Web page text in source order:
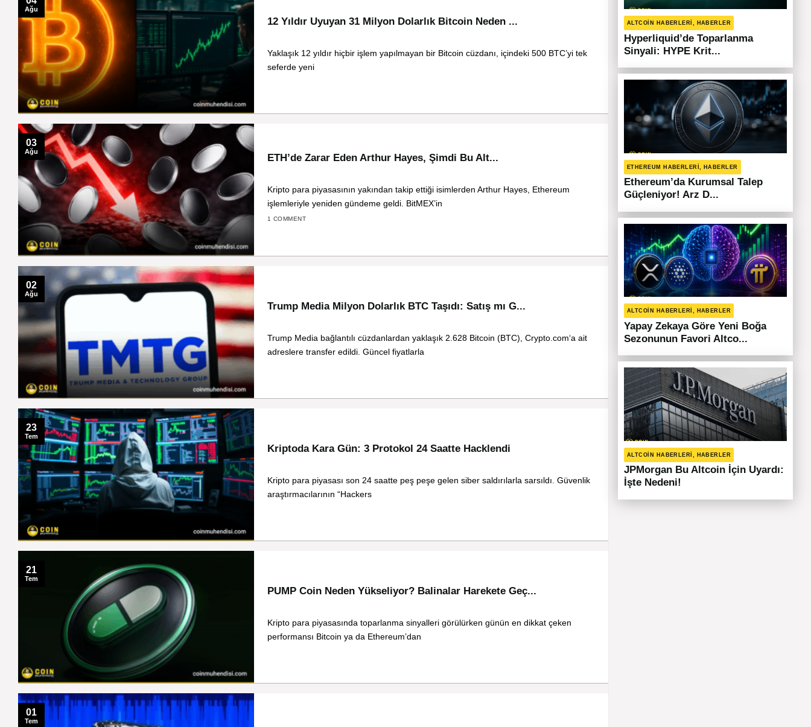
12 Yıldır Uyuyan 31 Milyon Dolarlık Bitcoin Neden ...
Yaklaşık 12 yıldır hiçbir işlem yapılmayan bir Bitcoin cüzdanı, içindeki 500 BTC’yi tek
seferde yeni
Ağu
ETH’de Zarar Eden Arthur Hayes, Şimdi Bu Alt...
Kripto para piyasasının yakından takip ettiği isimlerden Arthur Hayes, Ethereum
işlemleriyle yeniden gündeme geldi. BitMEX’in
1 COMMENT
03
Ağu
Trump Media Milyon Dolarlık BTC Taşıdı: Satış mı G...
Trump Media bağlantılı cüzdanlardan yaklaşık 2.628 Bitcoin (BTC), Crypto.com‘a ait
adreslere transfer edildi. Güncel fiyatlarla
02
Ağu
Kriptoda Kara Gün: 3 Protokol 24 Saatte Hacklendi
Kripto para piyasası son 24 saatte peş peşe gelen siber saldırılarla sarsıldı. Güvenlik
araştırmacılarının “Hackers
23
Tem
PUMP Coin Neden Yükseliyor? Balinalar Harekete Geç...
Kripto para piyasasında toparlanma sinyalleri görülürken günün en dikkat çeken
performansı Bitcoin ya da Ethereum’dan
21
Tem
01
Tem
ALTCOIN HABERLERI, HABERLER
Hyperliquid’de Toparlanma
Sinyali: HYPE Krit...
ETHEREUM HABERLERI, HABERLER
Ethereum’da Kurumsal Talep
Güçleniyor! Arz D...
ALTCOIN HABERLERI, HABERLER
Yapay Zekaya Göre Yeni Boğa
Sezonunun Favori Altco...
ALTCOIN HABERLERI, HABERLER
JPMorgan Bu Altcoin İçin Uyardı:
İşte Nedeni!